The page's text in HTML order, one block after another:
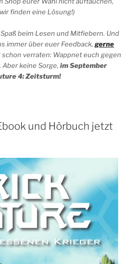
finden eine Lösung!)
beim Lesen und Mitfiebern. Und
immer über euer Feedback, gerne
schon verraten: Wappnet euch gegen
keine Sorge, im September
4: Zeitsturm!
und Hörbuch jetzt